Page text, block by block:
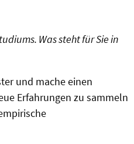
Was steht für Sie in
und mache einen
Erfahrungen zu sammeln